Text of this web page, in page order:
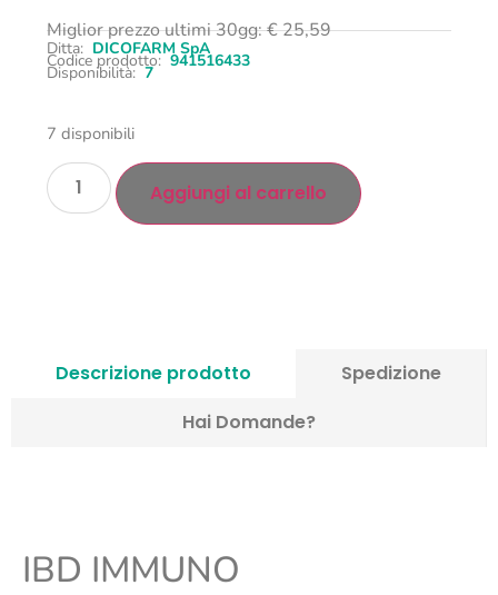
Miglior prezzo ultimi 30gg:€25,59
Ditta: DICOFARM SpA
Codice prodotto: 941516433
Disponibilità: 7
7 disponibili
Aggiungi al carrello
Descrizione prodotto
Spedizione
Hai Domande?
IBD IMMUNO